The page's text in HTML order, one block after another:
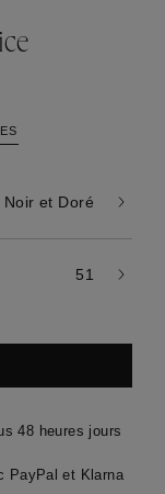
Noir et Doré
51
48 heures jours
PayPal et Klarna